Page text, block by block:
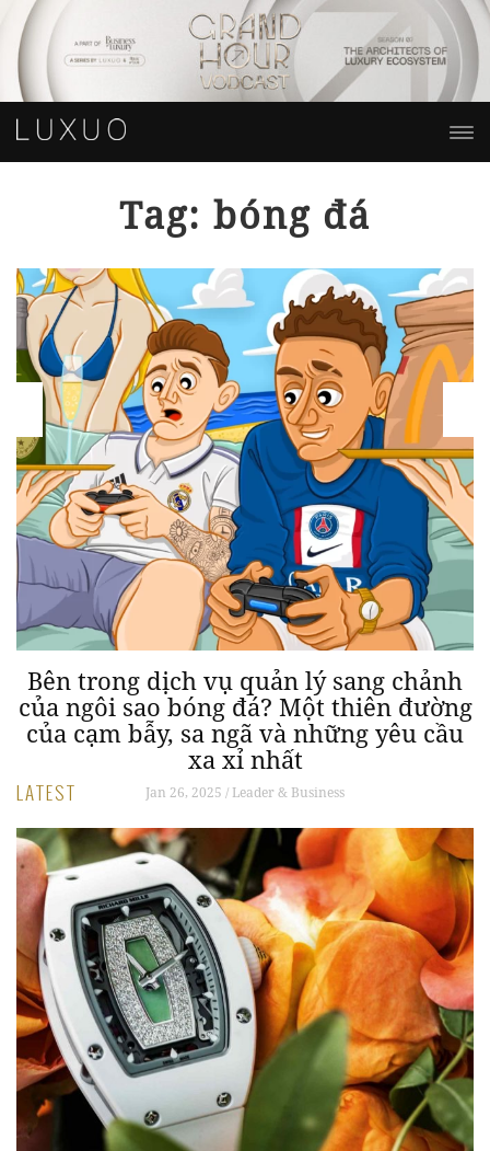
Tag: bóng đá
Bên trong dịch vụ quản lý sang chảnh
của ngôi sao bóng đá? Một thiên đường
của cạm bẫy, sa ngã và những yêu cầu
xa xỉ nhất
Jan 26, 2025 / Leader & Business
LATEST